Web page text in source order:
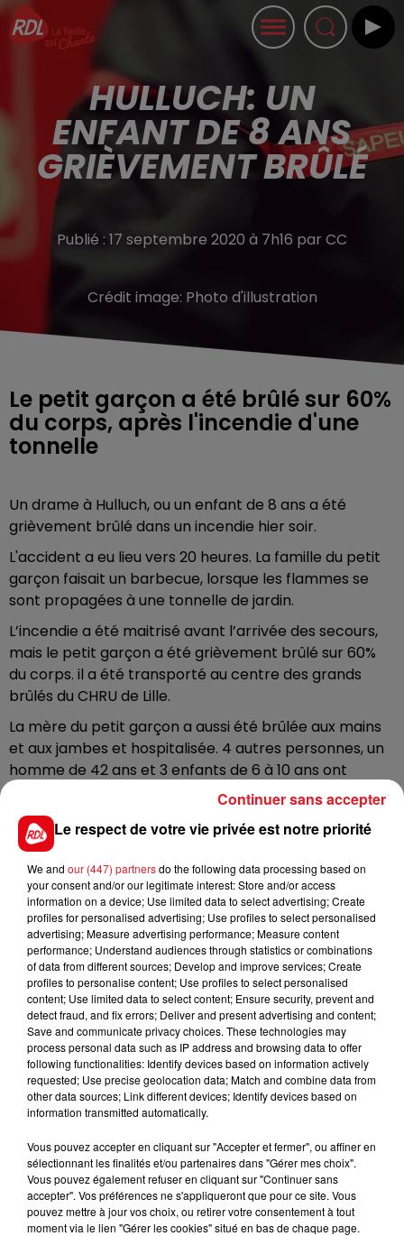
HULLUCH: UN
ENFANT DE 8 ANS
GRIÈVEMENT BRÛLÉ
Publié : 17 septembre 2020 à 7h16 par CC
Crédit image: Photo d'illustration
Le petit garçon a été brûlé sur 60%
du corps, après l'incendie d'une
tonnelle
Un drame à Hulluch, ou un enfant de 8 ans a été
grièvement brûlé dans un incendie hier soir.
L'accident a eu lieu vers 20 heures. La famille du petit
garçon faisait un barbecue, lorsque les flammes se
sont propagées à une tonnelle de jardin.
L’incendie a été maitrisé avant l’arrivée des secours,
mais le petit garçon a été grièvement brûlé sur 60%
du corps. il a été transporté au centre des grands
brûlés du CHRU de Lille.
La mère du petit garçon a aussi été brûlée aux mains
et aux jambes et hospitalisée. 4 autres personnes, un
homme de 42 ans et 3 enfants de 6 à 10 ans ont
également inhalé des fumées. Choqués, ils ont été
transportés à l'hôpital de Lens, pour des examens de
contrôle.
FIL D'ACTUS
15 juillet 2026
BÉTHUNE: ENQUÊTE POUR HOMICIDE
VOLONTAIRE EN COURS, APRÈS LA...
Selon les premiers éléments, le logement servait
à des prostituées
Le respect de votre vie privée est notre priorité
We and our (447) partnersdo the following data processing based on
your consent and/or our legitimate interest: Store and/or access
information on a device; Use limited data to select advertising; Create
profiles for personalised advertising; Use profiles to select personalised
advertising; Measure advertising performance; Measure content
performance; Understand audiences through statistics or combinations
of data from different sources; Develop and improve services; Create
profiles to personalise content; Use profiles to select personalised
content; Use limited data to select content; Ensure security, prevent and
detect fraud, and fix errors; Deliver and present advertising and content;
Save and communicate privacy choices. These technologies may
process personal data such as IP address and browsing data to offer
following functionalities: Identify devices based on information actively
requested; Use precise geolocation data; Match and combine data from
other data sources; Link different devices; Identify devices based on
information transmitted automatically.
Vous pouvez accepter en cliquant sur "Accepter et fermer", ou affiner en
sélectionnant les finalités et/ou partenaires dans "Gérer mes choix".
Vous pouvez également refuser en cliquant sur "Continuer sans
accepter". Vos préférences ne s'appliqueront que pour ce site. Vous
pouvez mettre à jour vos choix, ou retirer votre consentement à tout
moment via le lien "Gérer les cookies" situé en bas de chaque page.
Continuer sans accepter